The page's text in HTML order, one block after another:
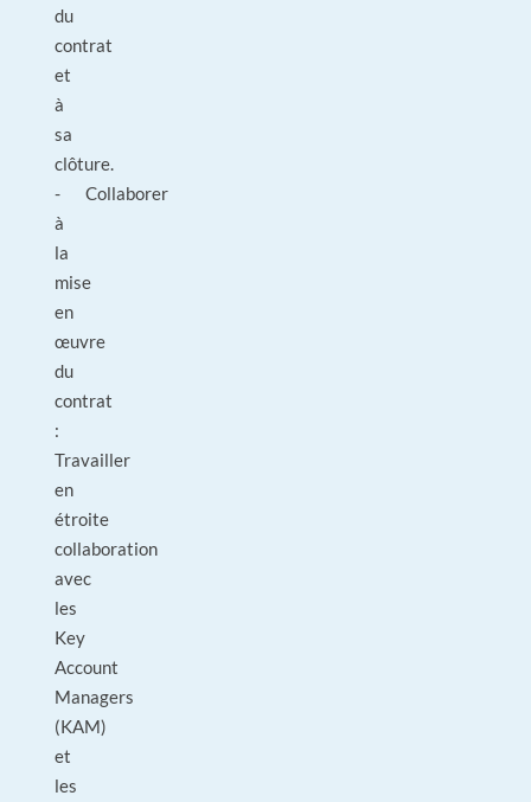
du
contrat
et
à
sa
clôture.
- Collaborer
à
la
mise
en
œuvre
du
contrat
:
Travailler
en
étroite
collaboration
avec
les
Key
Account
Managers
(KAM)
et
les